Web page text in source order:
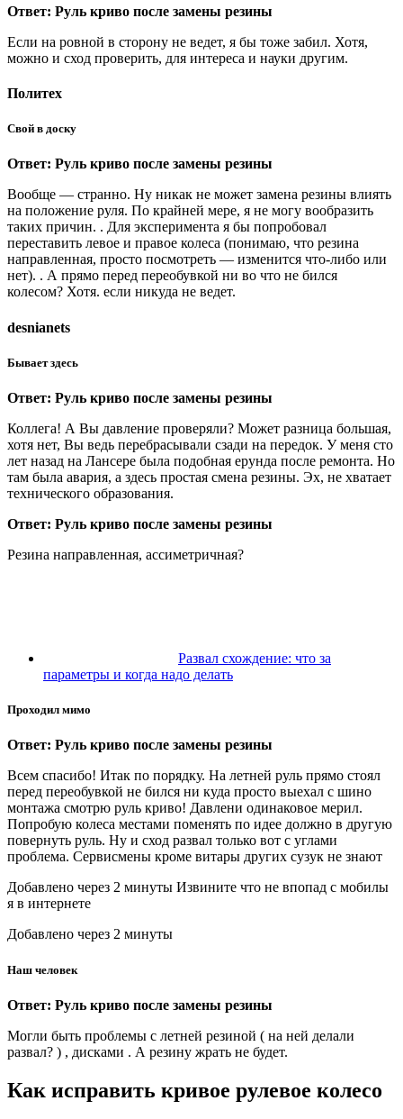
Ответ: Руль криво после замены резины
Если на ровной в сторону не ведет, я бы тоже забил. Хотя,
можно и сход проверить, для интереса и науки другим.
Политех
Свой в доску
Ответ: Руль криво после замены резины
Вообще — странно. Ну никак не может замена резины влиять
на положение руля. По крайней мере, я не могу вообразить
таких причин. . Для эксперимента я бы попробовал
переставить левое и правое колеса (понимаю, что резина
направленная, просто посмотреть — изменится что-либо или
нет). . А прямо перед переобувкой ни во что не бился
колесом? Хотя. если никуда не ведет.
desnianets
Бывает здесь
Ответ: Руль криво после замены резины
Коллега! А Вы давление проверяли? Может разница большая,
хотя нет, Вы ведь перебрасывали сзади на передок. У меня сто
лет назад на Лансере была подобная ерунда после ремонта. Но
там была авария, а здесь простая смена резины. Эх, не хватает
технического образования.
Ответ: Руль криво после замены резины
Резина направленная, ассиметричная?
Развал схождение: что за
параметры и когда надо делать
Проходил мимо
Ответ: Руль криво после замены резины
Всем спасибо! Итак по порядку. На летней руль прямо стоял
перед переобувкой не бился ни куда просто выехал с шино
монтажа смотрю руль криво! Давлени одинаковое мерил.
Попробую колеса местами поменять по идее должно в другую
повернуть руль. Ну и сход развал только вот с углами
проблема. Сервисмены кроме витары других сузук не знают
Добавлено через 2 минуты Извините что не впопад с мобилы
я в интернете
Добавлено через 2 минуты
Наш человек
Ответ: Руль криво после замены резины
Могли быть проблемы с летней резиной ( на ней делали
развал? ) , дисками . А резину жрать не будет.
Как исправить кривое рулевое колесо